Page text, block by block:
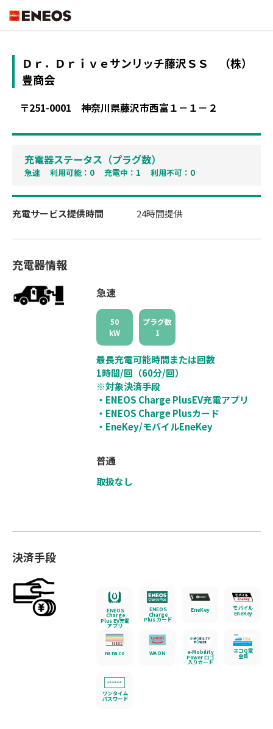
Ｄｒ．Ｄｒｉｖｅサンリッチ藤沢ＳＳ
（株）
豊商会
〒251-0001 神奈川県藤沢市西富１－１－２
充電器ステータス（プラグ数）
急速 利用可能：0 充電中：1 利用不可：0
充電サービス提供時間 24時間提供
充電器情報
急速
50
kW
プラグ数
1
最長充電可能時間または回数
1時間/回（60分/回）
※対象決済手段
・ENEOS Charge PlusEV充電アプリ
・ENEOS Charge Plusカード
・EneKey/モバイルEneKey
普通
取扱なし
決済手段
ENEOS
Charge
Plus EV充電
アプリ
ENEOS
Charge
Plus カード
EneKey モバイル
EneKey
nanaco WAON e-Mobility
Power ロゴ
入りカード
エコQ電
会員
ワンタイム
パスワード